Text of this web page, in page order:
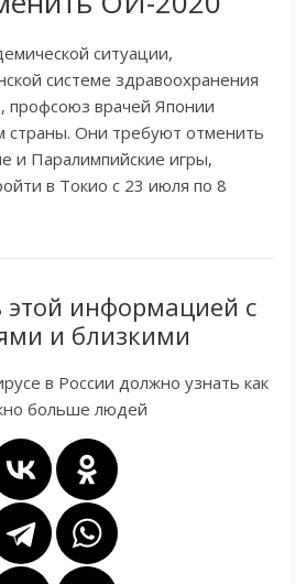
ситуации,
системе здравоохранения
профсоюз врачей Японии
страны. Они требуют отменить
и Паралимпийские игры,
в Токио с 23 июля по 8
этой информацией с
и близкими
в России должно узнать как
больше людей